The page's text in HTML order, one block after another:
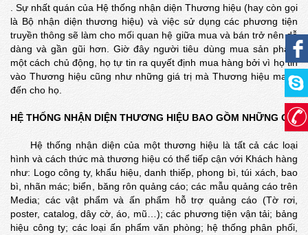
. Sự nhất quán của Hệ thống nhận diện Thương hiệu (hay còn gọi
là Bộ nhận diện thương hiệu) và việc sử dụng các phương tiện
truyền thông sẽ làm cho mối quan hệ giữa mua và bán trở nên dễ
dàng và gần gũi hơn. Giờ đây người tiêu dùng mua sản phẩm
một cách chủ động, họ tự tin ra quyết định mua hàng bởi vì họ tin
vào Thương hiệu cũng như những giá trị mà Thương hiệu mang
đến cho họ.
HỆ THỐNG NHẬN DIỆN THƯƠNG HIỆU BAO GỒM NHỮNG GÌ?
Hệ thống nhận diện của một thương hiệu là tất cả các loại
hình và cách thức mà thương hiệu có thể tiếp cận với Khách hàng
như: Logo công ty, khẩu hiệu, danh thiếp, phong bì, túi xách, bao
bì, nhãn mác; biển, băng rôn quảng cáo; các mẫu quảng cáo trên
Media; các vật phẩm và ấn phẩm hỗ trợ quảng cáo (Tờ rơi,
poster, catalog, dây cờ, áo, mũ…); các phương tiện vận tải; bảng
hiệu công ty; các loại ấn phẩm văn phòng; hệ thống phân phối,